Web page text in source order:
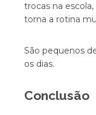
trocas na
torna a rotina
São pequenos
os dias.
Conclusão